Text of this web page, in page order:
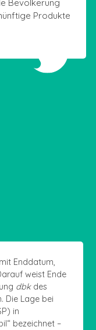
Bevölkerung
Produkte
Enddatum,
weist Ende
dbkdes
Die Lage bei
in
bezeichnet –